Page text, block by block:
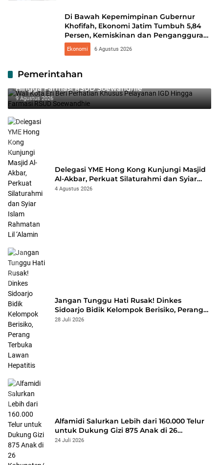
Di Bawah Kepemimpinan Gubernur
Khofifah, Ekonomi Jatim Tumbuh 5,84
Persen, Kemiskinan dan Pengangguran
Turun
Ekonomi 6 Agustus 2026
Pemerintahan
Wali Kota Eri Beri Perhatian Khusus Pelayanan IGD
Hingga Farmasi RSUD Soewandhie
9 Agustus 2026
Delegasi YME Hong Kong Kunjungi Masjid
Al-Akbar, Perkuat Silaturahmi dan Syiar
Islam Rahmatan Lil ‘Alamin
4 Agustus 2026
Jangan Tunggu Hati Rusak! Dinkes
Sidoarjo Bidik Kelompok Berisiko, Perang
Terbuka Lawan Hepatitis
28 Juli 2026
Alfamidi Salurkan Lebih dari 160.000 Telur
untuk Dukung Gizi 875 Anak di 26
Kabupaten/Kota
24 Juli 2026